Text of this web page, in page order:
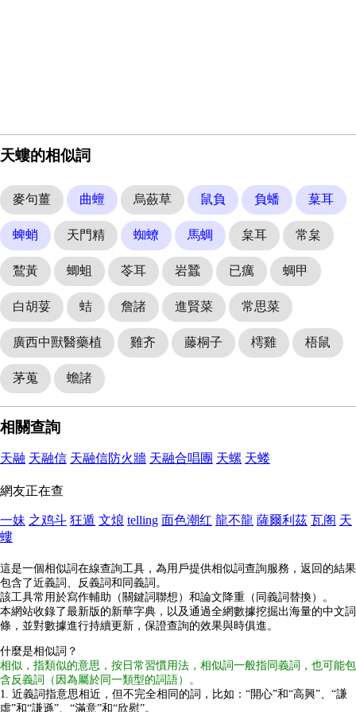
天螻的相似詞
麥句薑 曲蟺 烏蘞草 鼠負 負蟠 葈耳
蜱蛸 天門精 蜘蟟 馬蜩 枲耳 常枲
鵹黃 蝍蛆 苓耳 岩蠶 已癘 蜩甲
白胡荽 蛣 詹諸 進賢菜 常思菜
廣西中獸醫藥植 雞齐 藤桐子 樗雞 梧鼠
茅蒐 蟾諸
相關查詢
天融 天融信 天融信防火牆 天融合唱團 天螺 天蝼
網友正在查
一妹 之鸡斗 狂遁 文烺 telling 面色潮红 龍不龍 薩爾利茲 瓦阁 天
螻
這是一個相似詞在線查詢工具，為用戶提供相似詞查詢服務，返回的結果
包含了近義詞、反義詞和同義詞。
該工具常用於寫作輔助（關鍵詞聯想）和論文降重（同義詞替換）。
本網站收錄了最新版的新華字典，以及通過全網數據挖掘出海量的中文詞
條，並對數據進行持續更新，保證查詢的效果與時俱進。
什麼是相似詞？
相似，指類似的意思，按日常習慣用法，相似詞一般指同義詞，也可能包
含反義詞（因為屬於同一類型的詞語）。
1. 近義詞指意思相近，但不完全相同的詞，比如：“開心”和“高興”、“謙
虛”和“謙遜”、“滿意”和“欣慰”。